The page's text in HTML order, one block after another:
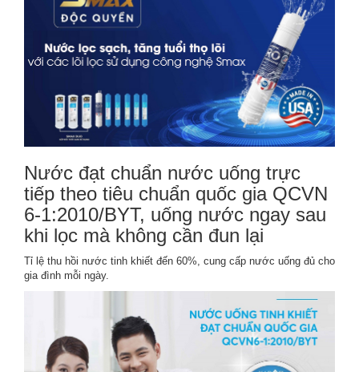
Nước đạt chuẩn nước uống trực
tiếp theo tiêu chuẩn quốc gia QCVN
6-1:2010/BYT, uống nước ngay sau
khi lọc mà không cần đun lại
Tỉ lệ thu hồi nước tinh khiết đến 60%, cung cấp nước uống đủ cho
gia đình mỗi ngày.